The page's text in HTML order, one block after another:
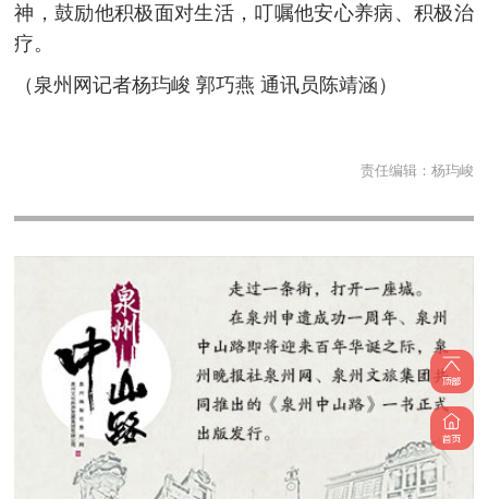
神，鼓励他积极面对生活，叮嘱他安心养病、积极治
疗。
（泉州网记者杨玙峻 郭巧燕 通讯员陈靖涵）
责任编辑： 杨玙峻